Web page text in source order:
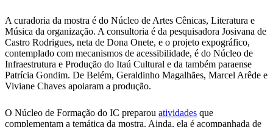
A curadoria da mostra é do Núcleo de Artes Cênicas, Literatura e
Música da organização. A consultoria é da pesquisadora Josivana de
Castro Rodrigues, neta de Dona Onete, e o projeto expográfico,
contemplado com mecanismos de acessibilidade, é do Núcleo de
Infraestrutura e Produção do Itaú Cultural e da também paraense
Patrícia Gondim. De Belém, Geraldinho Magalhães, Marcel Arêde e
Viviane Chaves apoiaram a produção.
O Núcleo de Formação do IC preparou atividades que
complementam a temática da mostra. Ainda, ela é acompanhada de